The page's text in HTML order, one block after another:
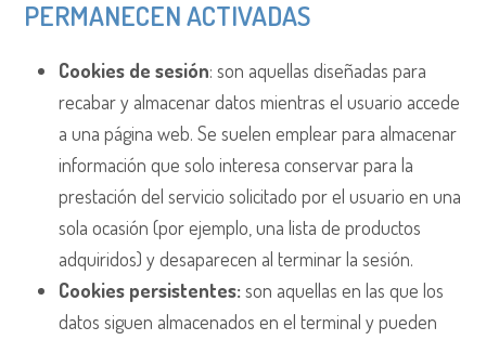
PERMANECEN ACTIVADAS
Cookies de sesión: son aquellas diseñadas para
recabar y almacenar datos mientras el usuario accede
a una página web. Se suelen emplear para almacenar
información que solo interesa conservar para la
prestación del servicio solicitado por el usuario en una
sola ocasión (por ejemplo, una lista de productos
adquiridos) y desaparecen al terminar la sesión.
Cookies persistentes:son aquellas en las que los
datos siguen almacenados en el terminal y pueden